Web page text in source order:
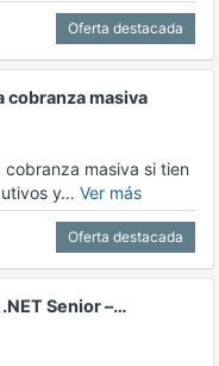
Oferta destacada
cobranza masiva
masiva si tien
y… Ver más
Oferta destacada
Senior –…